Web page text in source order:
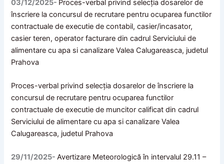
03/12/2025- Proces-verbal privind selecţia dosarelor de
înscriere la concursul de recrutare pentru ocuparea functilor
contractuale de executie de contabil, casier/incasator,
casier teren, operator facturare din cadrul Serviciului de
alimentare cu apa si canalizare Valea Calugareasca, judetul
Prahova
Proces-verbal privind selecţia dosarelor de înscriere la
concursul de recrutare pentru ocuparea functilor
contractuale de executie de muncitor calificat din cadrul
Serviciului de alimentare cu apa si canalizare Valea
Calugareasca, judetul Prahova
29/11/2025-Avertizare Meteorologică în intervalul 29.11 –